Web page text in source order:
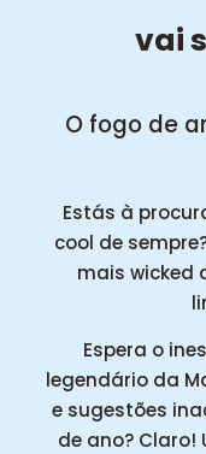
vai
O fogo de
Estás à
cool de
mais wicked
Espera o
legendário da
e sugestões
de ano? Claro!